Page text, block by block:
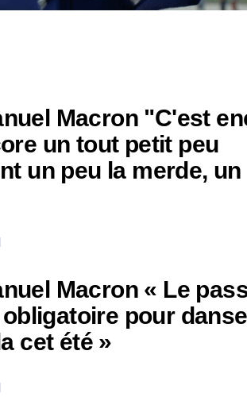
Macron "C'est
un tout petit peu
un peu la merde, un
Macron « Le
pour
cet été »